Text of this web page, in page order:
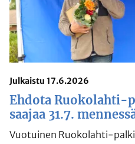
Julkaistu 17.6.2026
Ehdota Ruokolahti-
saajaa 31.7.
Vuotuinen Ruokolahti-